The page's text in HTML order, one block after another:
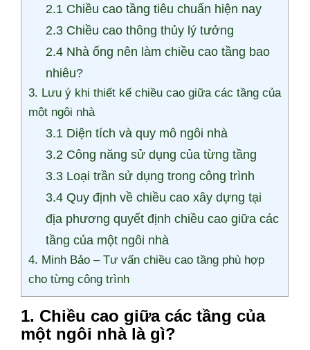
2.1 Chiều cao tầng tiêu chuẩn hiện nay
2.3 Chiều cao thông thủy lý tưởng
2.4 Nhà ống nên làm chiều cao tầng bao
nhiêu?
3. Lưu ý khi thiết kế chiều cao giữa các tầng của
một ngôi nhà
3.1 Diện tích và quy mô ngôi nhà
3.2 Công năng sử dụng của từng tầng
3.3 Loại trần sử dụng trong công trình
3.4 Quy định về chiều cao xây dựng tại
địa phương quyết định chiều cao giữa các
tầng của một ngôi nhà
4. Minh Bảo – Tư vấn chiều cao tầng phù hợp
cho từng công trình
1. Chiều cao giữa các tầng của
một ngôi nhà là gì?